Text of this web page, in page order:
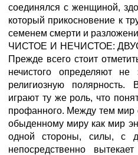
соединялся с женщиной,
который прикосновение к
семенем смерти и
ЧИСТОЕ И НЕЧИСТОЕ:
Прежде всего стоит
нечистого определяют не
религиозную
играют ту же роль, что
профанного. Между тем мир
обыденному миру как мир
одной стороны, силы, с
непосредственно